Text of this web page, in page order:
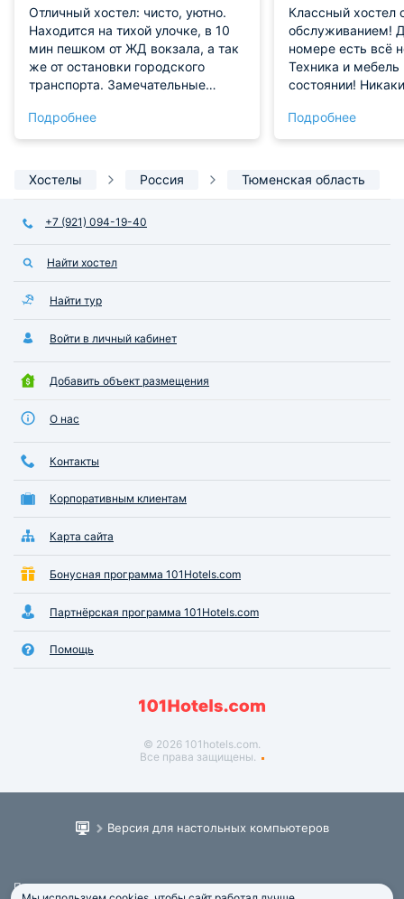
Отличный хостел: чисто, уютно.
Находится на тихой улочке, в 10
мин пешком от ЖД вокзала, а так
же от остановки городского
транспорта. Замечательные
Татьяна и Юлия. Всё понравилось.
Подробнее
Классный хостел
обслуживанием!
номере есть всё
Техника и
состоянии!
заметил.
Подробнее
Хостелы Россия Тюменская область
+7 (921) 094-19-40
Найти хостел
Найти тур
Войти в личный кабинет
Добавить объект размещения
О нас
Контакты
Корпоративным клиентам
Карта сайта
Бонусная программа 101Hotels.com
Партнёрская программа 101Hotels.com
Помощь
© 2026 101hotels.com.
Все права защищены.
Версия для настольных компьютеров
Пользовательское соглашение